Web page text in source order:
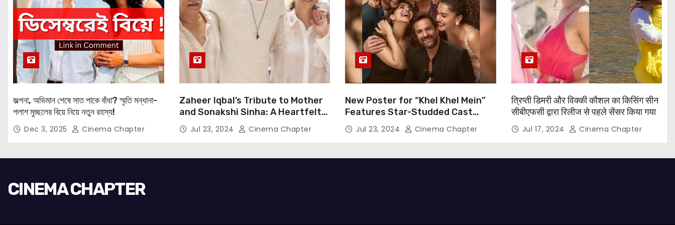
জল্পনা, অভিমান শেষে সাত পাকে বাঁধা? স্মৃতি মন্ধানা-
পলাশ মুচ্ছলের বিয়ে নিয়ে নতুন রহস্য!
Dec 3, 2025 Cinema Chapter
Zaheer Iqbal’s Tribute to Mother
and Sonakshi Sinha: A Heartfelt
Expression of Gratitude
Jul 23, 2024 Cinema Chapter
New Poster for “Khel Khel Mein”
Features Star-Studded Cast
Including Akshay Kumar, Taapsee
Pannu, Fardeen Khan, and More
Jul 23, 2024 Cinema Chapter
त्रिप्ती डिमरी और विक्की कौशल का किसिंग सीन
सीबीएफसी द्वारा रिलीज से पहले सेंसर किया गया
Jul 17, 2024 Cinema Chapter
CINEMA CHAPTER